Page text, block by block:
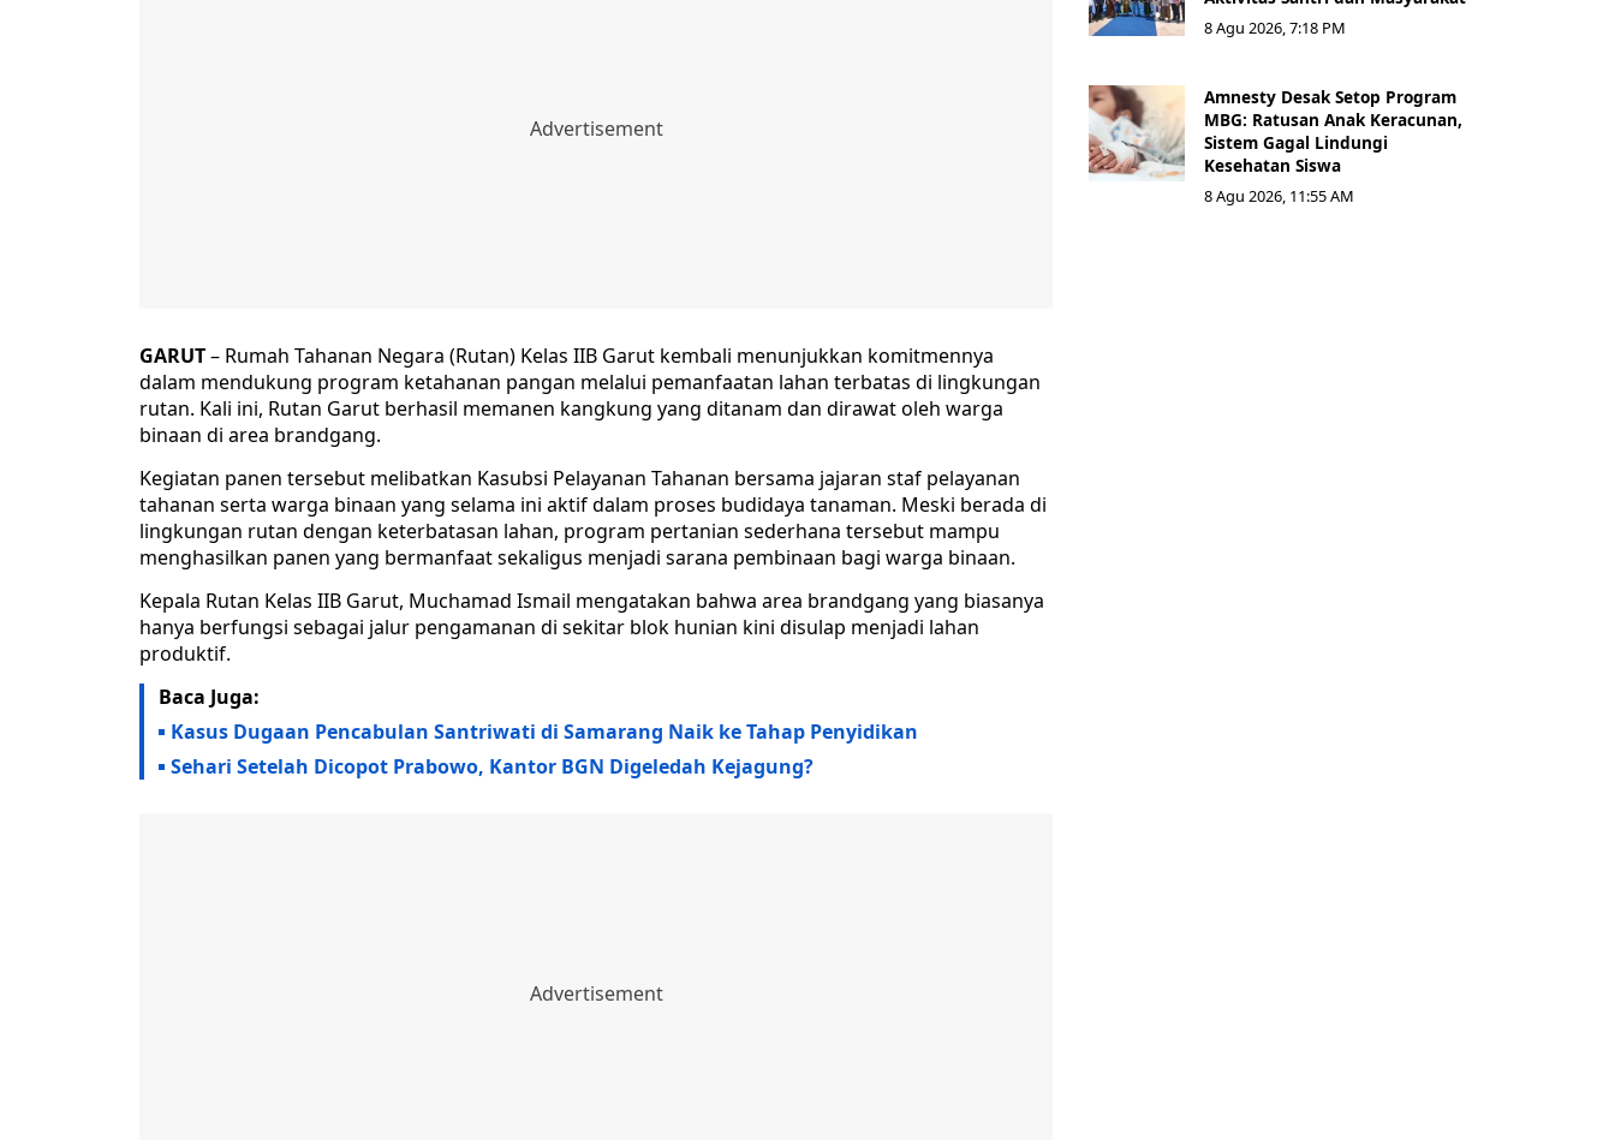
GARUT– Rumah Tahanan Negara (Rutan) Kelas IIB Garut kembali menunjukkan komitmennya
dalam mendukung program ketahanan pangan melalui pemanfaatan lahan terbatas di lingkungan
rutan. Kali ini, Rutan Garut berhasil memanen kangkung yang ditanam dan dirawat oleh warga
binaan di area brandgang.
Kegiatan panen tersebut melibatkan Kasubsi Pelayanan Tahanan bersama jajaran staf pelayanan
tahanan serta warga binaan yang selama ini aktif dalam proses budidaya tanaman. Meski berada di
lingkungan rutan dengan keterbatasan lahan, program pertanian sederhana tersebut mampu
menghasilkan panen yang bermanfaat sekaligus menjadi sarana pembinaan bagi warga binaan.
Kepala Rutan Kelas IIB Garut, Muchamad Ismail mengatakan bahwa area brandgang yang biasanya
hanya berfungsi sebagai jalur pengamanan di sekitar blok hunian kini disulap menjadi lahan
produktif.
Baca Juga:
Kasus Dugaan Pencabulan Santriwati di Samarang Naik ke Tahap Penyidikan
Sehari Setelah Dicopot Prabowo, Kantor BGN Digeledah Kejagung?
8 Agu 2026, 7:18 PM
Amnesty Desak Setop Program
MBG: Ratusan Anak Keracunan,
Sistem Gagal Lindungi
Kesehatan Siswa
8 Agu 2026, 11:55 AM